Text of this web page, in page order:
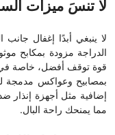
لا تنسَ ميزات
لا ينبغي أبدًا إغفال
الدراجة مزودة بمكابح
قوة توقف أفضل، خاصة في
بمصابيح وعواكس مدمجة
مما يمنحك راحة البال.